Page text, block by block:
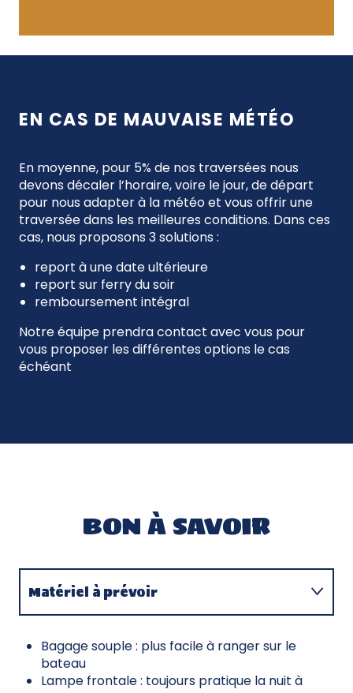
EN CAS DE MAUVAISE MÉTÉO
En moyenne, pour 5% de nos traversées nous
devons décaler l’horaire, voire le jour, de départ
pour nous adapter à la météo et vous offrir une
traversée dans les meilleures conditions. Dans ces
cas, nous proposons 3 solutions :
report à une date ultérieure
report sur ferry du soir
remboursement intégral
Notre équipe prendra contact avec vous pour
vous proposer les différentes options le cas
échéant
BON À SAVOIR
Matériel à prévoir
Option vélo
Assurance annulation
Bagage souple : plus facile à ranger sur le
bateau
Lampe frontale : toujours pratique la nuit à